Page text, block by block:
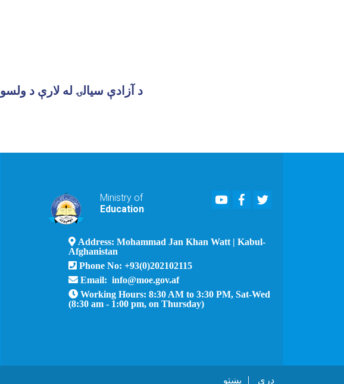
د آزادې سیالۍ له لارې د
Ministry of
Education
YoutubeFacebook
Twitter
Address: Mohammad Jan Khan Watt | Kabul-
Afghanistan
Phone No: +93(0)202102115
Email: info@moe.gov.af
Working Hours: 8:30 AM to 3:30 PM, Sat-Wed
(8:30 am - 1:00 pm, on Thursday)
پښتو دری